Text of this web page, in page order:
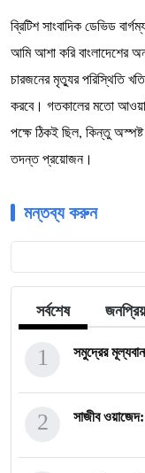
ব্রিটিশ সাংবাদিক ডেভিড
আমি আশা করি বাংলাদেশের
চারজনের মৃত্যুর পরিস্থিতি
করবে। গতকালের মতো
পক্ষে ঠিকই ছিল, কিন্তু
তদন্ত প্রয়োজন।
মন্তব্য করুন
সর্বশেষ জনপ্রিয়
সমুদ্রের
1
সাজীব
2